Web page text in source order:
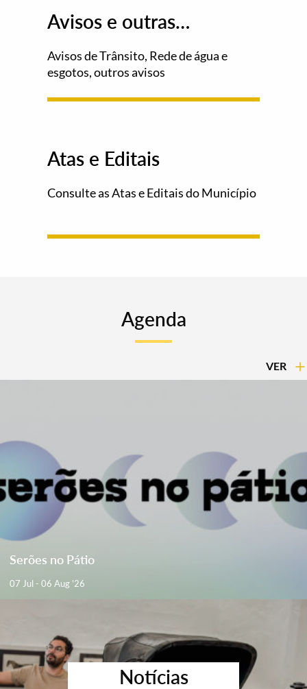
Avisos e outras
Avisos de Trânsito, Rede de água e
esgotos, outros avisos
Atas e Editais
Consulte as Atas e Editais do Município
Agenda
VER
Serões no Pátio
07 Jul - 06 Aug '26
Notícias